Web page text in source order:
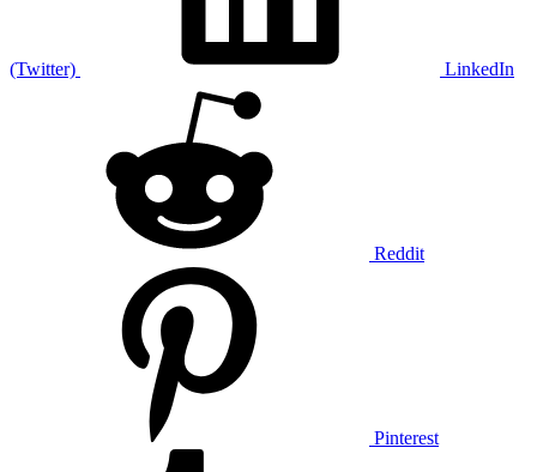
(Twitter) LinkedIn
Reddit
Pinterest